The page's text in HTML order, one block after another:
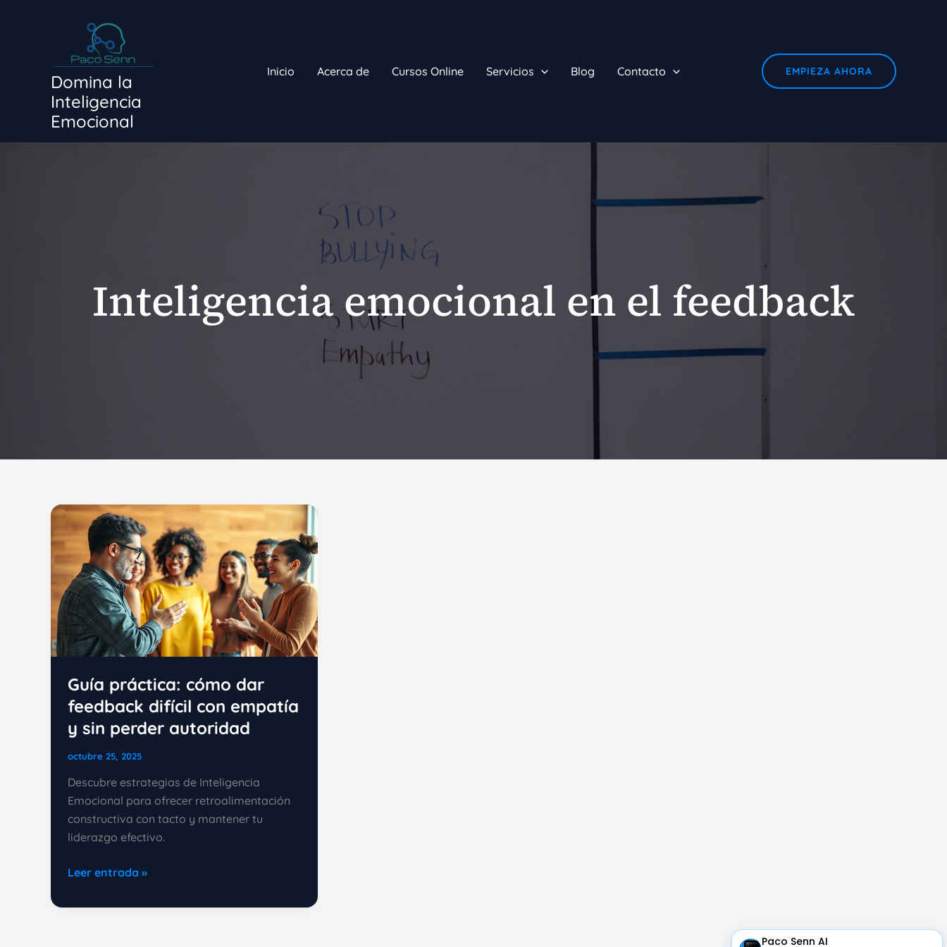
Domina la
Inteligencia
Emocional
Inicio Acerca de Cursos Online Servicios Blog Contacto EMPIEZA AHORA
Inteligencia emocional en el feedback
Guía práctica: cómo dar
feedback difícil con empatía
y sin perder autoridad
octubre 25, 2025
Descubre estrategias de Inteligencia
Emocional para ofrecer retroalimentación
constructiva con tacto y mantener tu
liderazgo efectivo.
Guía
cómo
Leer entrada »